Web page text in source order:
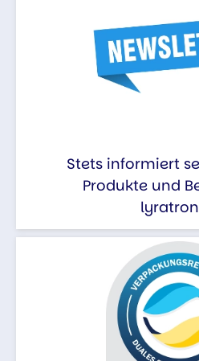
Stets informiert
Produkte und